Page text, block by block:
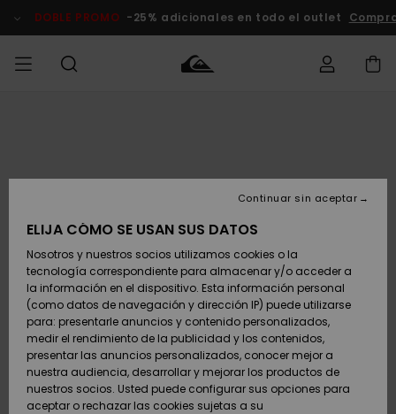
del
DOBLE PROMO -25% adicionales en todo el outlet
Zapatos y
chanclas
Surf
Snow
Zapatos y
chanclas
Surf
Snow
Destacados
Snow
SURF
Highlights
Comunidad
SNOW
Snow Niños
Tienda
Snow Mujer
Destacados
DOBLE
PROMO
Outlet
Mujer
Envio
Devoluciones
Pago
Tarjeta de
regalo
Quiksilver
Freedom
ELIJA CÓMO SE USAN SUS DATOS
Nosotros y nuestros socios utilizamos cookies o la
tecnología correspondiente para almacenar y/o acceder a
la información en el dispositivo. Esta información personal
(como datos de navegación y dirección IP) puede utilizarse
para: presentarle anuncios y contenido personalizados,
medir el rendimiento de la publicidad y los contenidos,
presentar las anuncios personalizados, conocer mejor a
nuestra audiencia, desarrollar y mejorar los productos de
nuestros socios. Usted puede configurar sus opciones para
aceptar o rechazar las cookies sujetas a su
Continuar sin aceptar